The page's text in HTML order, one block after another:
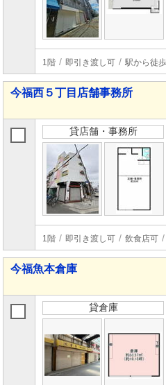
1階 即引き渡し可 駅から徒
今福西５丁目店舗事務所
貸店舗・事務所
1階 即引き渡し可 飲食店可
今福魚本倉庫
貸倉庫